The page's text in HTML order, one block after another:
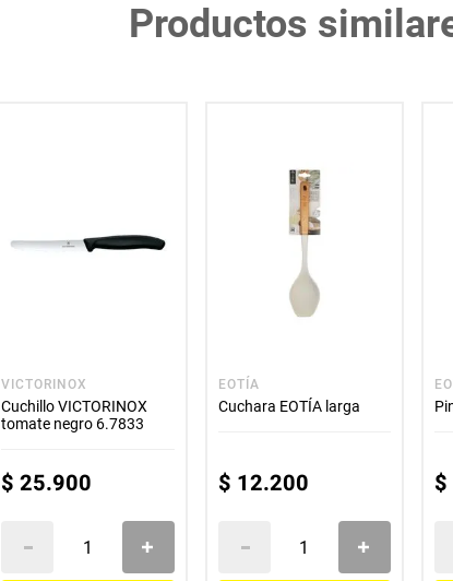
Productos
VICTORINOX
Cuchillo VICTORINOX
tomate negro 6.7833
$ 25.900
EOTÍA
Cuchara EOTÍA larga
$ 12.200 $